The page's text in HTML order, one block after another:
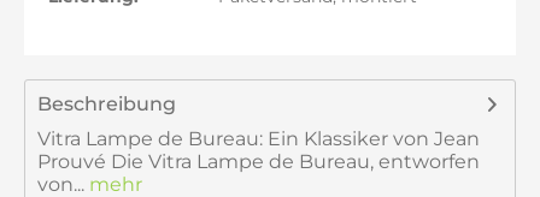
Beschreibung
Vitra Lampe de Bureau: Ein Klassiker von Jean
Prouvé Die Vitra Lampe de Bureau, entworfen
von... mehr